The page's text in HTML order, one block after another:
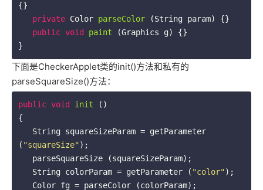
{}
private Color parseColor (String param)
{}
public void paint (Graphics g)
{}
下面是CheckerApplet类的init()方法和私有的
parseSquareSize()方法：
public void init
()
{
( "squareSize" );
   String colorParam = getParameter (
"color" );